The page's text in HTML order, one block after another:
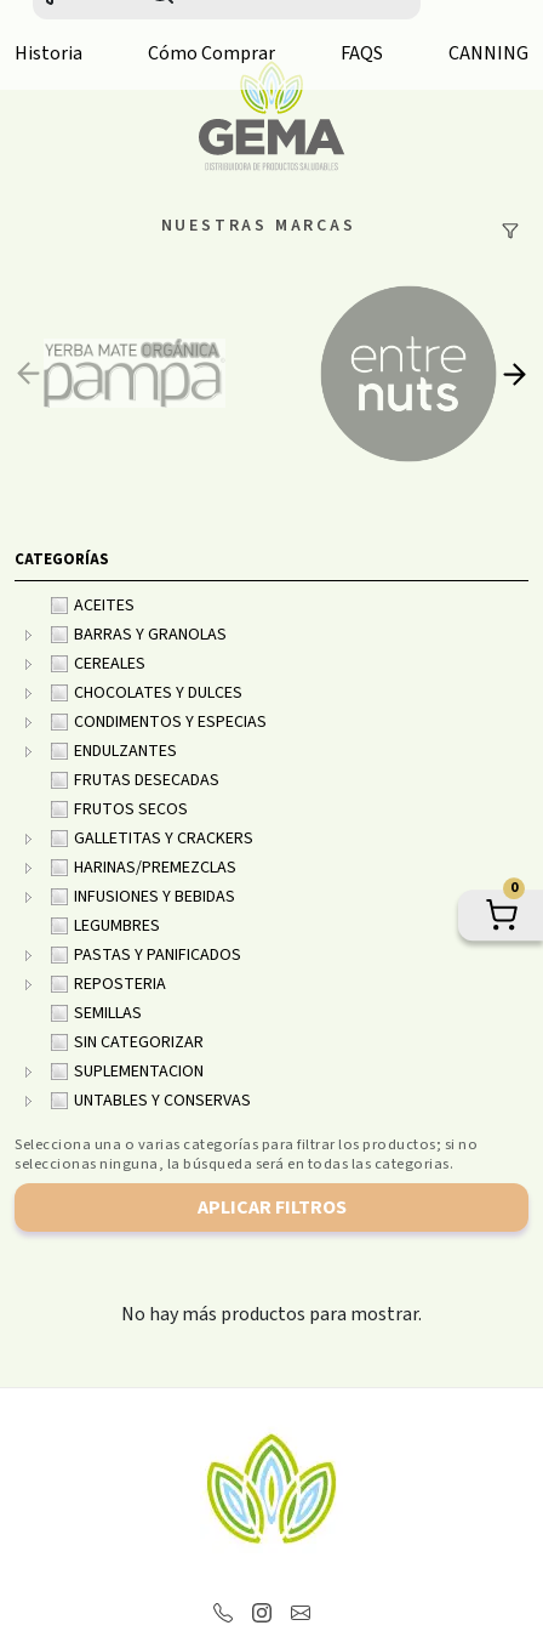
NUESTRAS MARCAS
CATEGORÍAS
ACEITES
BARRAS Y GRANOLAS
CEREALES
CHOCOLATES Y DULCES
CONDIMENTOS Y ESPECIAS
ENDULZANTES
FRUTAS DESECADAS
FRUTOS SECOS
GALLETITAS Y CRACKERS
HARINAS/PREMEZCLAS
INFUSIONES Y BEBIDAS
LEGUMBRES
PASTAS Y PANIFICADOS
REPOSTERIA
SEMILLAS
SIN CATEGORIZAR
SUPLEMENTACION
UNTABLES Y CONSERVAS
Selecciona una o varias categorías para filtrar los productos; si no
seleccionas ninguna, la búsqueda será en todas las categorias.
APLICAR FILTROS
No hay más productos para mostrar.
Historia Cómo Comprar FAQS CANNING
0